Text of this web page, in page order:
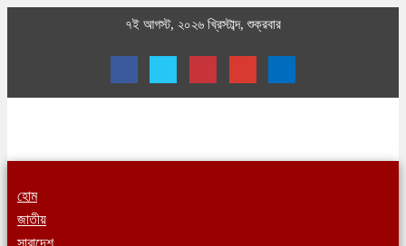
৭ই আগস্ট, ২০২৬ খ্রিস্টাব্দ, শুক্রবার
হোম
জাতীয়
সারাদেশ